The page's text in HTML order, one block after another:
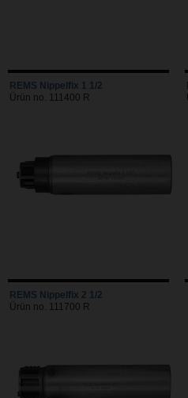
REMS Nippelfix 1 1/2
Ürün no. 111400 R
REMS Nippelfix 2 1/2
Ürün no. 111700 R